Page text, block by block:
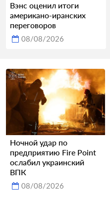
Вэнс оценил итоги
американо-иранских
переговоров
08/08/2026
Ночной удар по
предприятию Fire Point
ослабил украинский
ВПК
08/08/2026